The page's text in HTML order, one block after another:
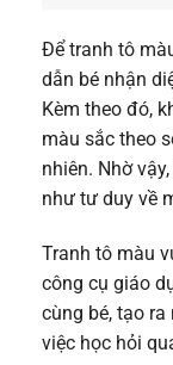
Để tranh tô
dẫn bé nhận
Kèm theo đó,
màu sắc theo
nhiên. Nhờ
như tư duy về
Tranh tô màu
công cụ giáo
cùng bé, tạo
việc học hỏi